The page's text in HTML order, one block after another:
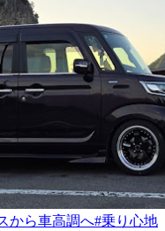
から車高調へ#乗り心地